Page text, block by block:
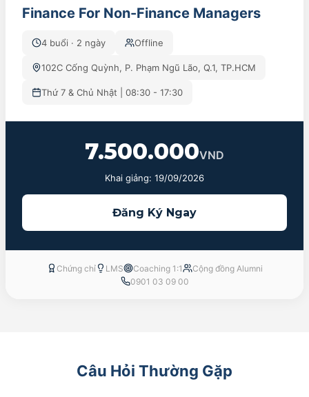
Finance For Non-Finance Managers
4 buổi · 2 ngày Offline
102C Cống Quỳnh, P. Phạm Ngũ Lão, Q.1, TP.HCM
Thứ 7 & Chủ Nhật | 08:30 - 17:30
7.500.000VND
Khai giảng: 19/09/2026
Đăng Ký Ngay
Chứng chỉ LMS Coaching 1:1
Cộng đồng Alumni
0901 03 09 00
Câu Hỏi Thường Gặp